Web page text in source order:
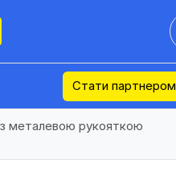
Стати партнером
металевою рукояткою